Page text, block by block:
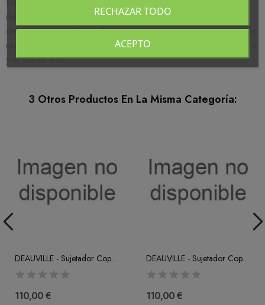
mezclar el relieve de cuadros, muy moderno, con el encaje
decorado, más clásico. Es la corsetería perfecta para aquellas
mujeres que prefieren los materiales ligeros, el encaje elástico
y el punto fino.
3 Otros Productos En La Misma Categoría:
DEAUVILLE - Sujetador Copa Entera (F-G-H)
110,00 €
DEAUVILLE - Sujetador Copa Entera (C-D-E)
110,00 €
RECHAZAR TODO
ACEPTO